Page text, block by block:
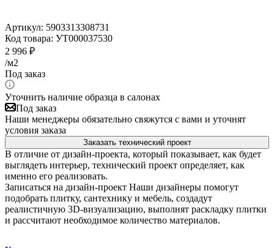
Артикул: 5903313308731
Код товара: УТ000037530
2 996 ₽
/м2
Под заказ
Уточнить наличие образца в салонах
Под заказ
Наши менеджеры обязательно свяжутся с вами и уточнят
условия заказа
Заказать технический проект
В отличие от дизайн-проекта, который показывает, как будет
выглядеть интерьер, технический проект определяет, как
именно его реализовать.
Записаться на дизайн-проект Наши дизайнеры помогут
подобрать плитку, сантехнику и мебель, создадут
реалистичную 3D-визуализацию, выполнят раскладку плитки
и рассчитают необходимое количество материалов.